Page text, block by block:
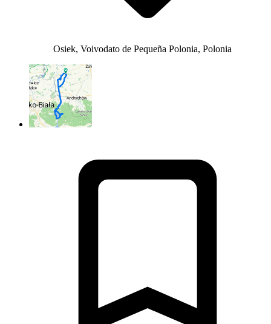
Osiek, Voivodato de Pequeña Polonia, Polonia